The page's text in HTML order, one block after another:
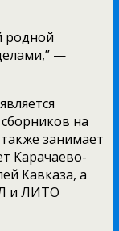
родной
—
на
занимает
Карачаево-
Кавказа, а
и ЛИТО